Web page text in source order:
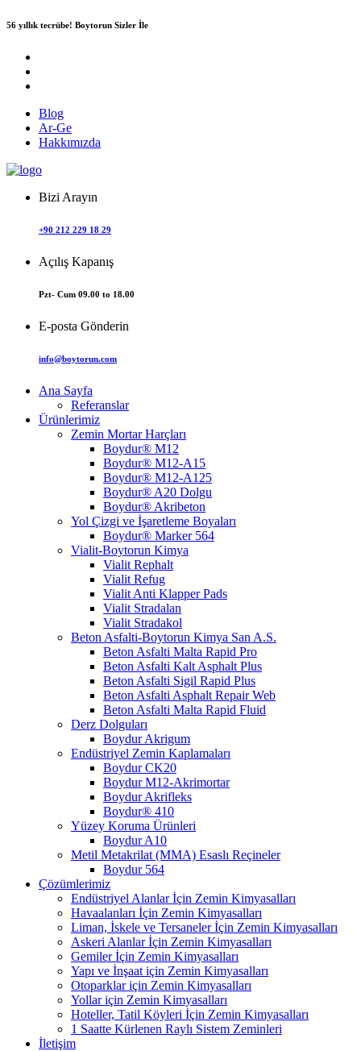
56 yıllık tecrübe! Boytorun Sizler İle
Blog
Ar-Ge
Hakkımızda
Bizi Arayın
+90 212 229 18 29
Açılış Kapanış
Pzt- Cum 09.00 to 18.00
E-posta Gönderin
info@boytorun.com
Ana Sayfa
Referanslar
Ürünlerimiz
Zemin Mortar Harçları
Boydur® M12
Boydur® M12-A15
Boydur® M12-A125
Boydur® A20 Dolgu
Boydur® Akribeton
Yol Çizgi ve İşaretleme Boyaları
Boydur® Marker 564
Vialit-Boytorun Kimya
Vialit Rephalt
Vialit Refug
Vialit Anti Klapper Pads
Vialit Stradalan
Vialit Stradakol
Beton Asfalti-Boytorun Kimya San A.S.
Beton Asfalti Malta Rapid Pro
Beton Asfalti Kalt Asphalt Plus
Beton Asfalti Sigil Rapid Plus
Beton Asfalti Asphalt Repair Web
Beton Asfalti Malta Rapid Fluid
Derz Dolguları
Boydur Akrigum
Endüstriyel Zemin Kaplamaları
Boydur CK20
Boydur M12-Akrimortar
Boydur Akrifleks
Boydur® 410
Yüzey Koruma Ürünleri
Boydur A10
Metil Metakrilat (MMA) Esaslı Reçineler
Boydur 564
Çözümlerimiz
Endüstriyel Alanlar İçin Zemin Kimyasalları
Havaalanları İçin Zemin Kimyasalları
Liman, İskele ve Tersaneler İçin Zemin Kimyasalları
Askeri Alanlar İçin Zemin Kimyasalları
Gemiler İçin Zemin Kimyasalları
Yapı ve İnşaat için Zemin Kimyasalları
Otoparklar için Zemin Kimyasalları
Yollar için Zemin Kimyasalları
Hoteller, Tatil Köyleri İçin Zemin Kimyasalları
1 Saatte Kürlenen Raylı Sistem Zeminleri
İletişim